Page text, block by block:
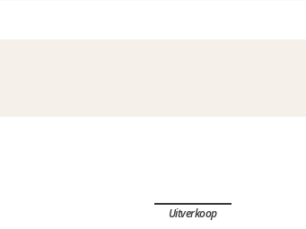
Uitverkoop